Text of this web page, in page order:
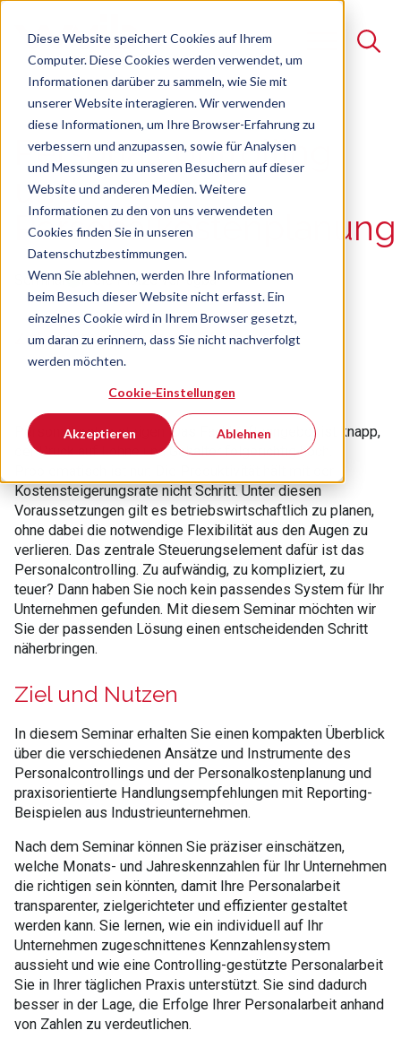
Diese Website speichert Cookies auf Ihrem
Computer. Diese Cookies werden verwendet, um
Informationen darüber zu sammeln, wie Sie mit
unserer Website interagieren. Wir verwenden
diese Informationen, um Ihre Browser-Erfahrung zu
verbessern und anzupassen, sowie für Analysen
und Messungen zu unseren Besuchern auf dieser
Website und anderen Medien. Weitere
Informationen zu den von uns verwendeten
Cookies finden Sie in unseren
Datenschutzbestimmungen.
Wenn Sie ablehnen, werden Ihre Informationen
beim Besuch dieser Website nicht erfasst. Ein
einzelnes Cookie wird in Ihrem Browser gesetzt,
um daran zu erinnern, dass Sie nicht nachverfolgt
werden möchten.
Cookie-Einstellungen
Akzeptieren Ablehnen
Suche
Es gibt keine Vorschläge, da das Suchfeld leer ist.
Personalcontrolling
und
Personalkostenplanung
Seminar Freie Plätze verfügbar
Ziele, Instrumente, Kennzahlen
Personalkosten steigen. Das Fachkräfteangebot ist knapp,
der Druck auf Löhne und Gehälter folgerichtig hoch.
Kostensteigerungsrate nicht Schritt. Unter diesen
Voraussetzungen gilt es betriebswirtschaftlich zu planen,
ohne dabei die notwendige Flexibilität aus den Augen zu
verlieren. Das zentrale Steuerungselement dafür ist das
Personalcontrolling. Zu aufwändig, zu kompliziert, zu
teuer? Dann haben Sie noch kein passendes System für Ihr
Unternehmen gefunden. Mit diesem Seminar möchten wir
Sie der passenden Lösung einen entscheidenden Schritt
näherbringen.
Ziel und Nutzen
In diesem Seminar erhalten Sie einen kompakten Überblick
über die verschiedenen Ansätze und Instrumente des
Personalcontrollings und der Personalkostenplanung und
praxisorientierte Handlungsempfehlungen mit Reporting-
Beispielen aus Industrieunternehmen.
Nach dem Seminar können Sie präziser einschätzen,
welche Monats- und Jahreskennzahlen für Ihr Unternehmen
die richtigen sein könnten, damit Ihre Personalarbeit
transparenter, zielgerichteter und effizienter gestaltet
werden kann. Sie lernen, wie ein individuell auf Ihr
Unternehmen zugeschnittenes Kennzahlensystem
aussieht und wie eine Controlling-gestützte Personalarbeit
Sie in Ihrer täglichen Praxis unterstützt. Sie sind dadurch
besser in der Lage, die Erfolge Ihrer Personalarbeit anhand
von Zahlen zu verdeutlichen.